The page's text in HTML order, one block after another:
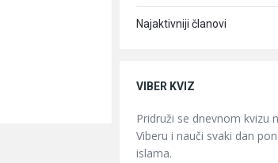
Najaktivniji članovi
VIBER KVIZ
Pridruži se dnevnom kvizu
Viberu i nauči svaki dan
islama.